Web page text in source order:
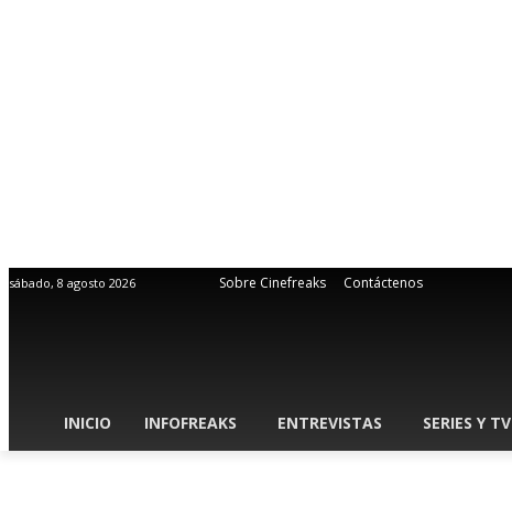
sábado, 8 agosto 2026 Sobre Cinefreaks Contáctenos
INICIO INFOFREAKS ENTREVISTAS SERIES Y TV